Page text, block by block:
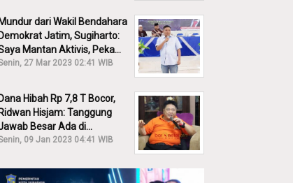
Mundur dari Wakil Bendahara
Demokrat Jatim, Sugiharto:
Mantan Aktivis, Peka
Kalau Ada yang
27 Mar 2023 02:41 WIB
Dana Hibah Rp 7,8 T Bocor,
Ridwan Hisjam: Tanggung
Besar Ada di
Bukan DPRD Jatim!
09 Jan 2023 04:41 WIB